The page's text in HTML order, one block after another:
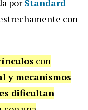
por Standard
con
con
y mecanismos
dificultan